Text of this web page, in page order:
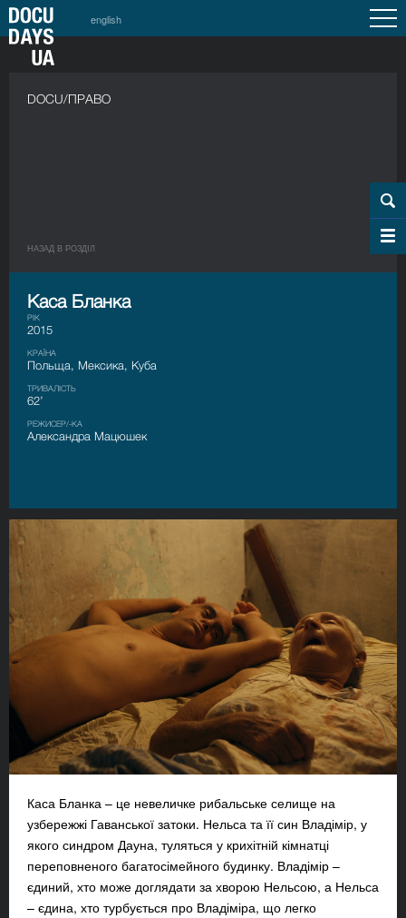
english
DOCU/ПРАВО
НАЗАД В РОЗДIЛ
Каса Бланка
РІК
2015
КРАЇНА
Польща, Мексика, Куба
ТРИВАЛІСТЬ
62’
РЕЖИСЕР/-КА
Александра Мацюшек
Каса Бланка – це невеличке рибальське селище на
узбережжі Гаванської затоки. Нельса та її син Владімір, у
якого синдром Дауна, туляться у крихітній кімнатці
переповненого багатосімейного будинку. Владімір –
єдиний, хто може доглядати за хворою Нельсою, а Нельса
– єдина, хто турбується про Владіміра, що легко